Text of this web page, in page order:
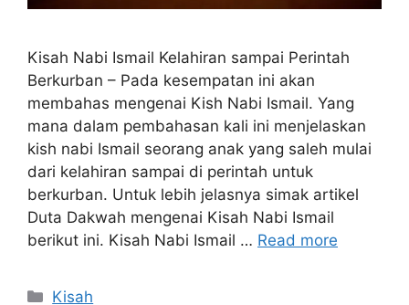
Kisah Nabi Ismail Kelahiran sampai Perintah
Berkurban – Pada kesempatan ini akan
membahas mengenai Kish Nabi Ismail. Yang
mana dalam pembahasan kali ini menjelaskan
kish nabi Ismail seorang anak yang saleh mulai
dari kelahiran sampai di perintah untuk
berkurban. Untuk lebih jelasnya simak artikel
Duta Dakwah mengenai Kisah Nabi Ismail
berikut ini. Kisah Nabi Ismail … Read more
Categories
Kisah